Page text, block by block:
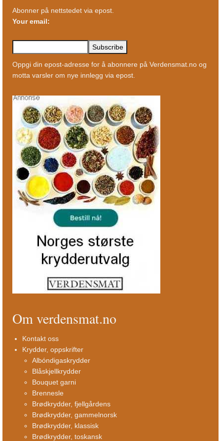
Abonner på nettstedet via epost.
Your email:
Oppgi din epost-adresse for å abonnere på Verdensmat.no og
motta varsler om nye innlegg via epost.
Om verdensmat.no
Kontakt oss
Krydder, oppskrifter
Albóndigaskrydder
Blåskjellkrydder
Bouquet garni
Brennesle
Brødkrydder, fjellgårdens
Brødkrydder, gammelnorsk
Brødkrydder, klassisk
Brødkrydder, toskansk